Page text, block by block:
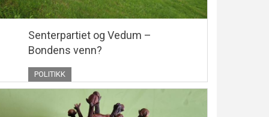
Senterpartiet og Vedum –
Bondens venn?
POLITIKK